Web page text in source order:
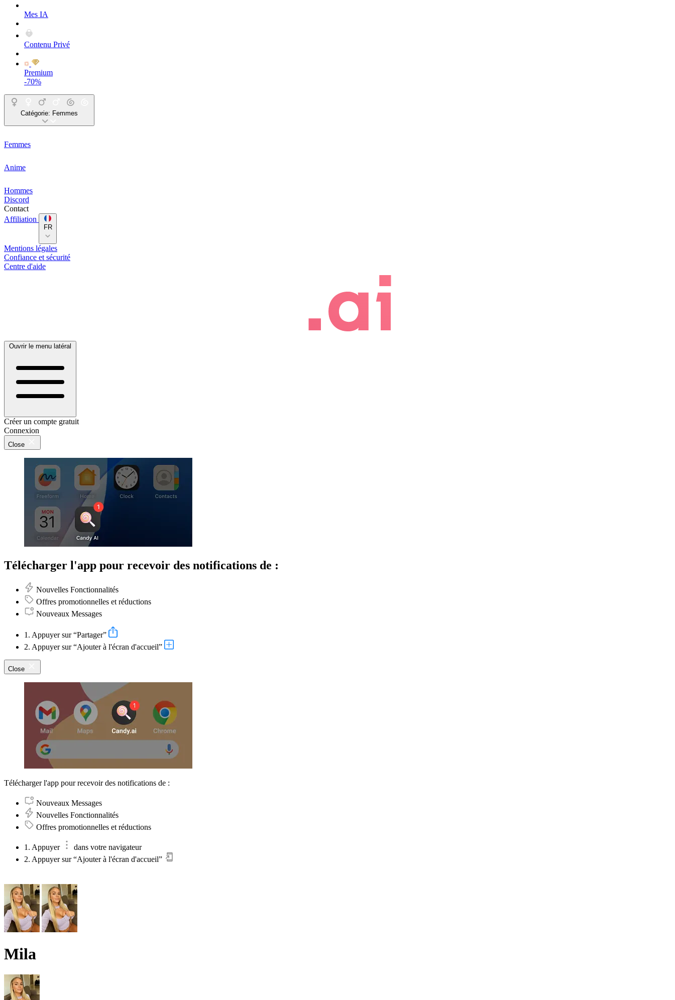
Mes IA
Contenu Privé
Premium
-70%
Catégorie: Femmes
Femmes
Anime
Hommes
Discord
Contact
Affiliation
FR
Mentions légales
Confiance et sécurité
Centre d'aide
Ouvrir le menu latéral
Créer un compte gratuit
Connexion
Close
Télécharger l'app pour recevoir des notifications de :
Nouvelles Fonctionnalités
Offres promotionnelles et réductions
Nouveaux Messages
1. Appuyer sur “Partager”
2. Appuyer sur “Ajouter à l'écran d'accueil”
Close
Télécharger l'app pour recevoir des notifications de :
Nouveaux Messages
Nouvelles Fonctionnalités
Offres promotionnelles et réductions
1. Appuyer
dans votre navigateur
2. Appuyer sur “Ajouter à l'écran d'accueil”
Mila